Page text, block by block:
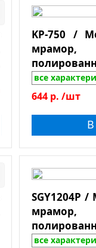
Металл
Размер
На
На
Кухня
Для
Тип
Оникс
KP-750 /
лист
все
644 р. /шт
SGY1204P
все